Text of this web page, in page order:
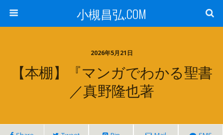
小槻昌弘.COM
2026年5月21日
【本棚】『マンガでわかる聖書
／真野隆也著